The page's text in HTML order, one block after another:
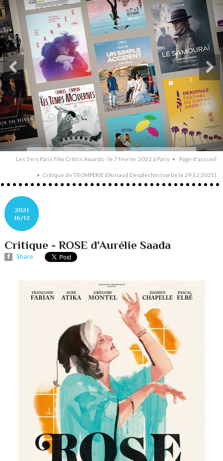
Les 1ers Paris Film Critics Awards - le 7 février 2022 à Paris Page d'accueil
Critique de TROMPERIE d’Arnaud Desplechin (sortie le 29.12.2021)
2021
16/12
Critique - ROSE d'Aurélie Saada
Share